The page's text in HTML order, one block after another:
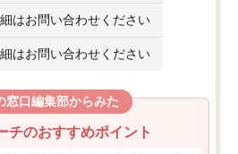
はお問い合わせください
はお問い合わせください
窓口編集部からみた
チのおすすめポイント